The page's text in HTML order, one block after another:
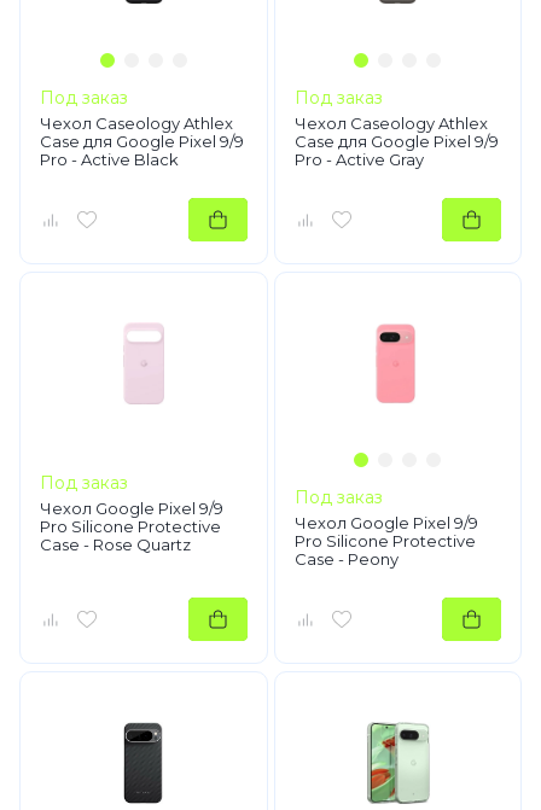
Под заказ
Чехол Caseology Athlex
Case для Google Pixel 9/9
Pro - Active Black
Под заказ
Чехол Caseology Athlex
Case для Google Pixel 9/9
Pro - Active Gray
Под заказ
Чехол Google Pixel 9/9
Pro Silicone Protective
Case - Rose Quartz
Под заказ
Чехол Google Pixel 9/9
Pro Silicone Protective
Case - Peony